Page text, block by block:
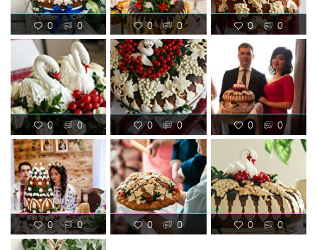
0 0 0 0 0 0
0 0 0 0 0 0
0 0 0 0 0 0